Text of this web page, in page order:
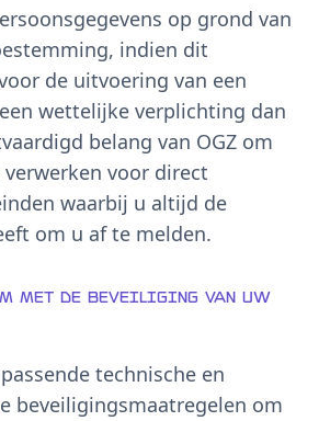
op grond van
indien dit
de uitvoering van een
wettelijke verplichting dan
belang van OGZ om
voor direct
waarbij u altijd de
om u af te melden.
met de beveiliging van uw
technische en
beveiligingsmaatregelen om